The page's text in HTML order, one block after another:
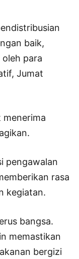
baik,
para
Jumat
menerima
pengawalan
rasa
kegiatan.
bangsa.
memastikan
bergizi